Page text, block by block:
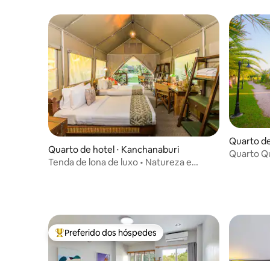
Quarto de hotel ⋅ Kanchanaburi
Tenda de lona de luxo • Natureza e
Quarto
Quarto
Entre os melhores preferidos dos hóspedes
Preferido dos hóspedes